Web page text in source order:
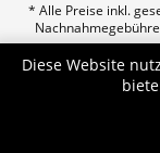
* Alle Preise inkl.
© 2026 p.a.c.
Diese Website